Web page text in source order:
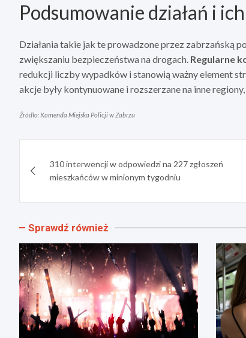
Podsumowanie działań i
Działania takie jak te prowadzone przez zabrzańską
zwiększaniu bezpieczeństwa na drogach. Regularne
redukcji liczby wypadków i stanowią ważny element
akcje były kontynuowane i rozszerzane na inne
Źródło: Komenda Miejska Policji w Zabrzu
wpisu310 interwencji w odpowiedzi na 227 zgłoszeń
mieszkańców w minionym tygodniu
Sprawdź również